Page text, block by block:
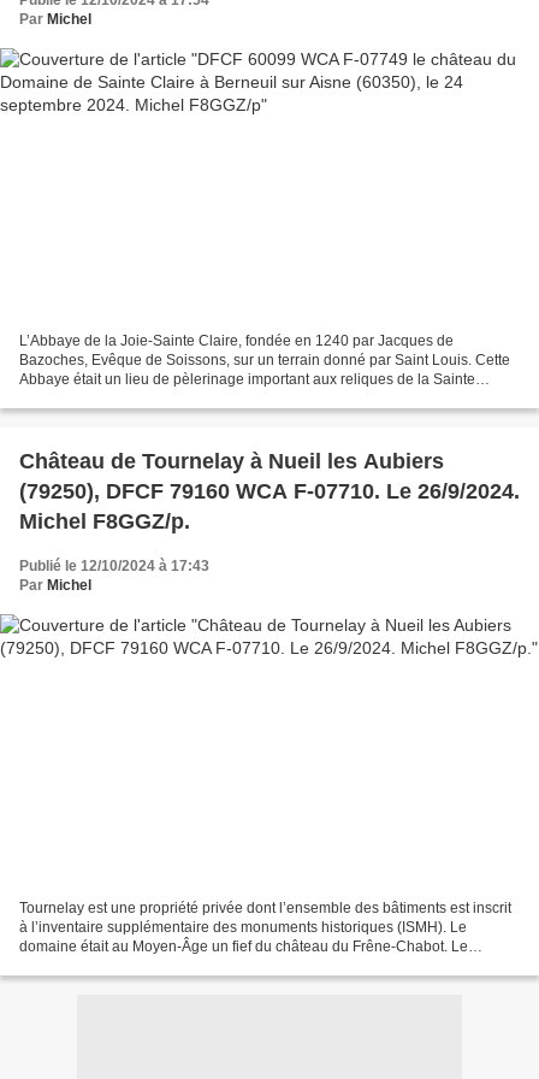
Par Michel
L’Abbaye de la Joie-Sainte Claire, fondée en 1240 par Jacques de
Bazoches, Evêque de Soissons, sur un terrain donné par Saint Louis. Cette
Abbaye était un lieu de pèlerinage important aux reliques de la Sainte
Château de Tournelay à Nueil les Aubiers
(79250), DFCF 79160 WCA F-07710. Le 26/9/2024.
Michel F8GGZ/p.
Publié le 12/10/2024 à 17:43
Par Michel
Tournelay est une propriété privée dont l’ensemble des bâtiments est inscrit
à l’inventaire supplémentaire des monuments historiques (ISMH). Le
domaine était au Moyen-Âge un fief du château du Frêne-Chabot. Le